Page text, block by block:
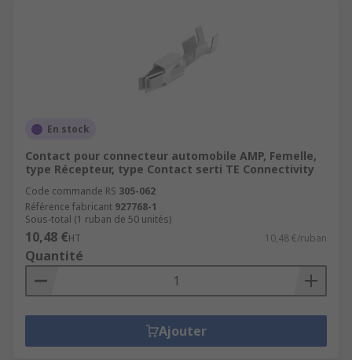
En stock
Contact pour connecteur automobile AMP, Femelle,
type Récepteur, type Contact serti TE Connectivity
Code commande RS 305-062
Référence fabricant 927768-1
Sous-total (1 ruban de 50 unités)
10,48 €HT 10,48 €/ruban
Quantité
Ajouter